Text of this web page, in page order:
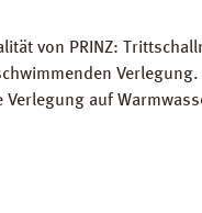
von PRINZ:
Verlegung auf
Rolle = 25 m²